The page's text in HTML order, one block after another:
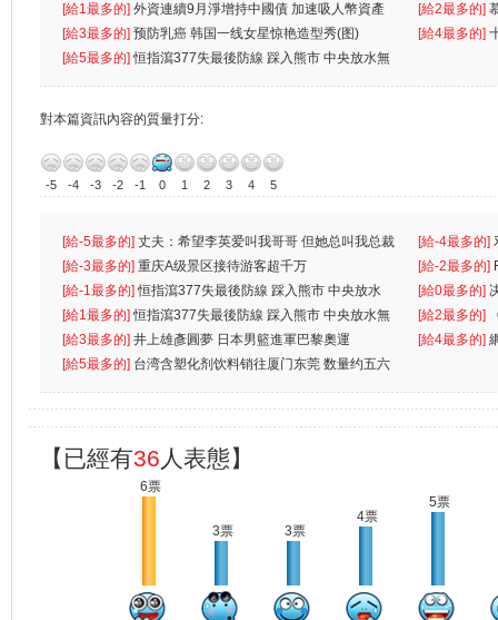
k）”项目
[給1最多的] 外資連續9月淨增持中國債 加速吸人幣資產 [給2最多的]
[給3最多的] 预防乳癌 韩国一线女星惊艳造型秀(图) [給4最多的]
[給5最多的]恒指瀉377失最後防線 踩入熊市 中央放水無
對本篇資訊內容的質量打分:
-5 -4 -3 -2 -1 0 1 2 3 4 5
[給-5最多的] 丈夫：希望李英爱叫我哥哥 但她总叫我总裁
先
[給-4最多的]
离
[給-3最多的] 重庆A级景区接待游客超千万 [給-2最多的]
[給-1最多的]恒指瀉377失最後防線 踩入熊市 中央放水
無
[給0最多的]
[給1最多的]恒指瀉377失最後防線 踩入熊市 中央放水無 [給2最多的]
[給3最多的] 井上雄彥圓夢 日本男籃進軍巴黎奧運 [給4最多的]
[給5最多的] 台湾含塑化剂饮料销往厦门东莞 数量约五六
【已經有36 人表態】
6票
3票 3票
4票
5票